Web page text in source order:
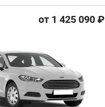
от 1 425 090 ₽